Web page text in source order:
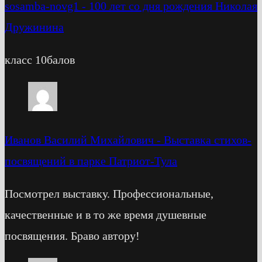
sosamba-novg1 - 100 лет со дня рождения Николая
Дружинина
класс 10балов
Иванов Василий Михайлович - Выставка стихов-
посвящений в парке Патриот-Тула
Посмотрел выставку. Профессиональные,
качественные и в то же время душевные
посвящения. Браво автору!